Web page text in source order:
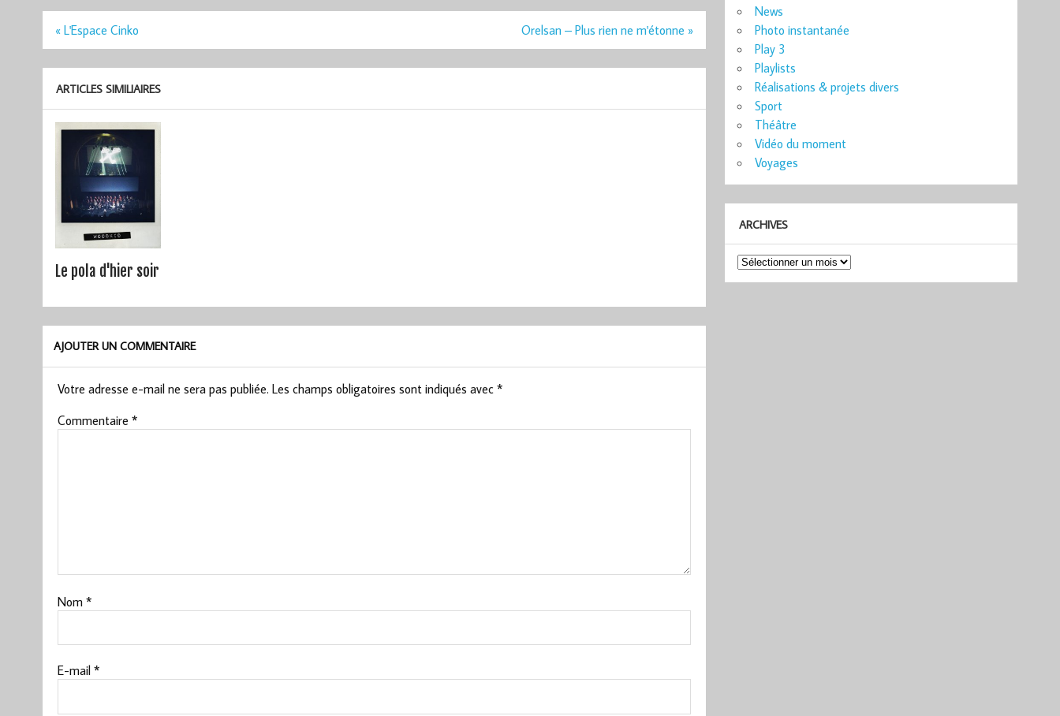
Navigation
« L'Espace Cinko Orelsan – Plus rien ne m'étonne »
ARTICLES SIMILIAIRES
Le pola d'hier soir
AJOUTER UN COMMENTAIRE
Votre adresse e-mail ne sera pas publiée. Les champs obligatoires sont indiqués avec *
Commentaire *
Nom *
E-mail *
News
Photo instantanée
Play 3
Playlists
Réalisations & projets divers
Sport
Théâtre
Vidéo du moment
Voyages
ARCHIVES
Archives